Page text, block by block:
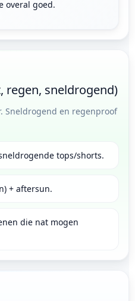
overal goed.
regen, sneldrogend)
Sneldrogend en regenproof
tops/shorts.
+ aftersun.
die nat mogen